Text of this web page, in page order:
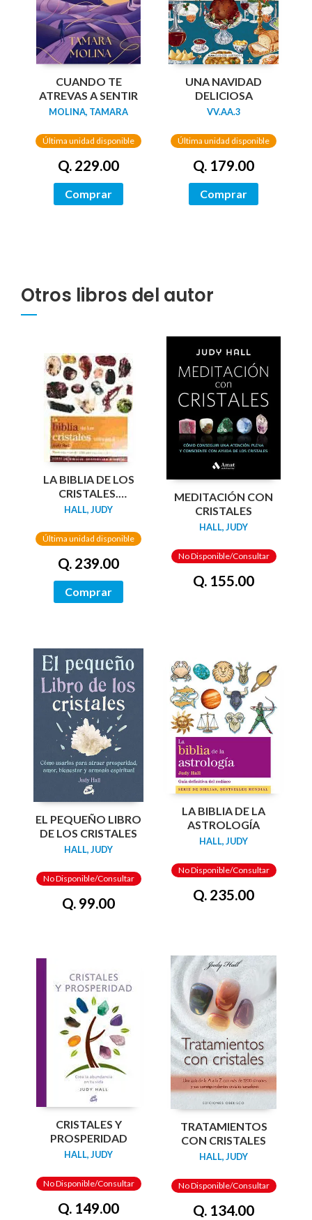
CUANDO TE
ATREVAS A SENTIR
MOLINA, TAMARA
Última unidad disponible
Q. 229.00
Comprar
UNA NAVIDAD
DELICIOSA
VV.AA.3
Última unidad disponible
Q. 179.00
Comprar
Otros libros del autor
LA BIBLIA DE LOS
CRISTALES.
VOLUMEN 2 (NUEVA
HALL, JUDY
Última unidad disponible
Q. 239.00
Comprar
MEDITACIÓN CON
CRISTALES
HALL, JUDY
No Disponible/Consultar
Q. 155.00
EL PEQUEÑO LIBRO
DE LOS CRISTALES
HALL, JUDY
No Disponible/Consultar
Q. 99.00
LA BIBLIA DE LA
ASTROLOGÍA
HALL, JUDY
No Disponible/Consultar
Q. 235.00
CRISTALES Y
PROSPERIDAD
HALL, JUDY
No Disponible/Consultar
Q. 149.00
TRATAMIENTOS
CON CRISTALES
HALL, JUDY
No Disponible/Consultar
Q. 134.00